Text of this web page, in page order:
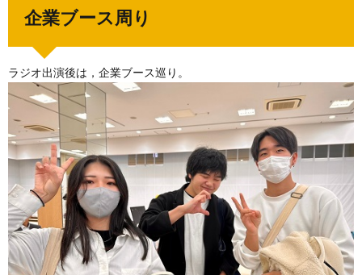
企業ブース周り
ラジオ出演後は，企業ブース巡り。